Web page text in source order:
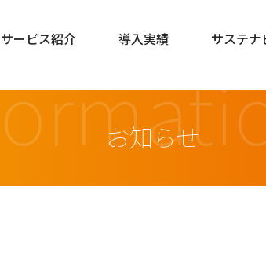
サービス紹介 導入実績 サステナ
お知らせ